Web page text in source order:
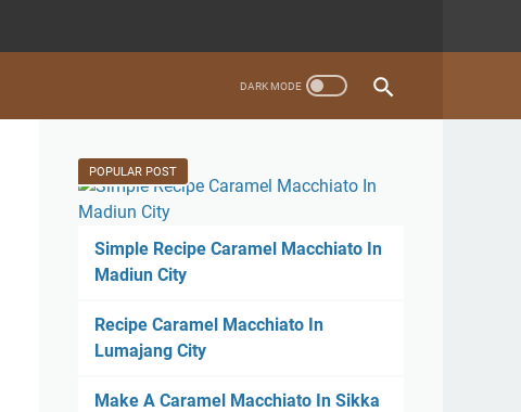
POPULAR POST
Simple Recipe Caramel Macchiato In
Madiun City
Recipe Caramel Macchiato In
Lumajang City
Make A Caramel Macchiato In Sikka